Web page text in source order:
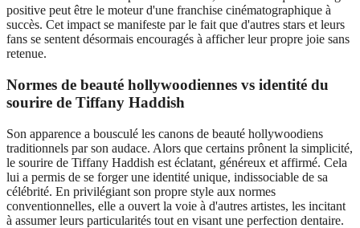
positive peut être le moteur d'une franchise cinématographique à
succès. Cet impact se manifeste par le fait que d'autres stars et leurs
fans se sentent désormais encouragés à afficher leur propre joie sans
retenue.
Normes de beauté hollywoodiennes vs identité du
sourire de Tiffany Haddish
Son apparence a bousculé les canons de beauté hollywoodiens
traditionnels par son audace. Alors que certains prônent la simplicité,
le sourire de Tiffany Haddish est éclatant, généreux et affirmé. Cela
lui a permis de se forger une identité unique, indissociable de sa
célébrité. En privilégiant son propre style aux normes
conventionnelles, elle a ouvert la voie à d'autres artistes, les incitant
à assumer leurs particularités tout en visant une perfection dentaire.